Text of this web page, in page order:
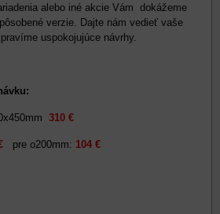
alebo iné akcie Vám dokážeme
verzie. Dajte nám vedieť vaše
uspokojujúce návrhy.
310 €
pre o200mm: 104 €